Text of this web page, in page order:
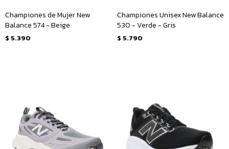
Championes de Mujer New
Balance 574 - Beige
$ 5.390
Championes Unisex New Balance
530 - Verde - Gris
$ 5.790